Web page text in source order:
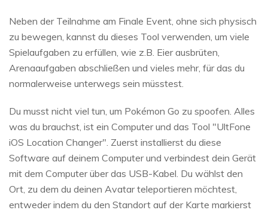
Neben der Teilnahme am Finale Event, ohne sich physisch
zu bewegen, kannst du dieses Tool verwenden, um viele
Spielaufgaben zu erfüllen, wie z.B. Eier ausbrüten,
Arenaaufgaben abschließen und vieles mehr, für das du
normalerweise unterwegs sein müsstest.
Du musst nicht viel tun, um Pokémon Go zu spoofen. Alles
was du brauchst, ist ein Computer und das Tool "UltFone
iOS Location Changer". Zuerst installierst du diese
Software auf deinem Computer und verbindest dein Gerät
mit dem Computer über das USB-Kabel. Du wählst den
Ort, zu dem du deinen Avatar teleportieren möchtest,
entweder indem du den Standort auf der Karte markierst